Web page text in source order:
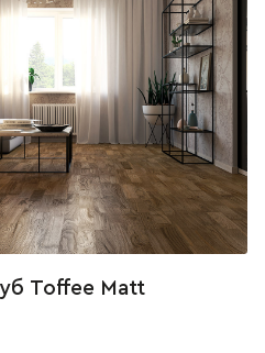
Toffee Matt